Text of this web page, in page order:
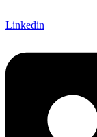
Linkedin